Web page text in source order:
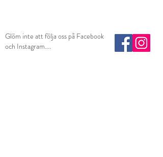
Glöm inte att följa oss på Facebook
och Instagram....